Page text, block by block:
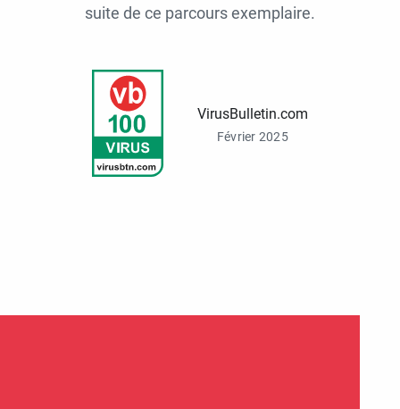
suite de ce parcours exemplaire.
VirusBulletin.com
Février 2025